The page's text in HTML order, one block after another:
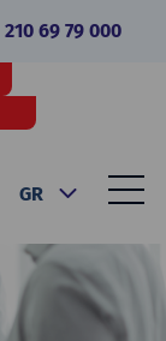
210 69 79 000
GR